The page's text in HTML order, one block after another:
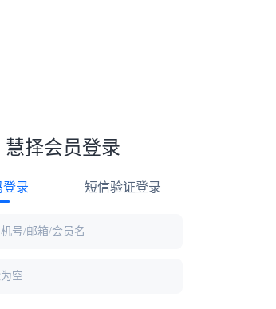
慧择会员登录
录 短信验证登录